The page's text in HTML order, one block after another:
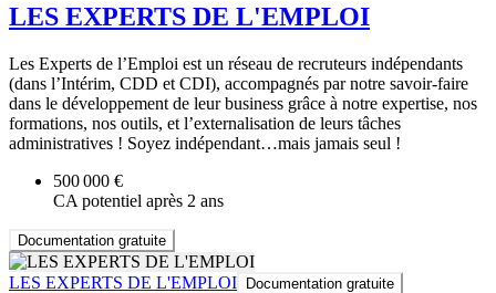
LES EXPERTS DE L'EMPLOI
Les Experts de l’Emploi est un réseau de recruteurs indépendants
(dans l’Intérim, CDD et CDI), accompagnés par notre savoir-faire
dans le développement de leur business grâce à notre expertise, nos
formations, nos outils, et l’externalisation de leurs tâches
administratives ! Soyez indépendant…mais jamais seul !
500 000 €
CA potentiel après 2 ans
Documentation gratuite
LES EXPERTS DE L'EMPLOI Documentation gratuite